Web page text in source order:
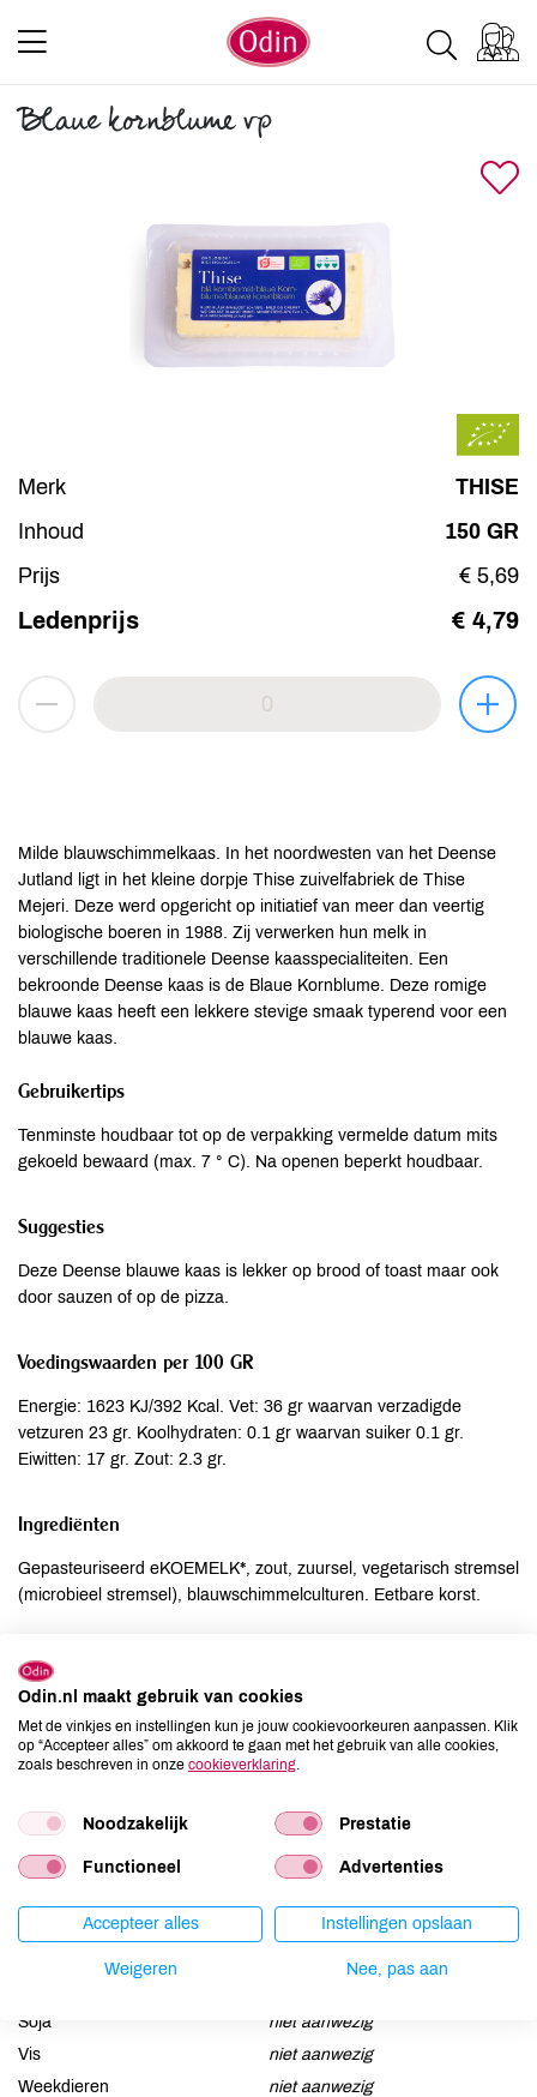
Blaue kornblume vp
Merk
THISE
Inhoud
150 GR
Prijs
€ 5,69
Ledenprijs € 4,79
Milde blauwschimmelkaas. In het noordwesten van het Deense
Jutland ligt in het kleine dorpje Thise zuivelfabriek de Thise
Mejeri. Deze werd opgericht op initiatief van meer dan veertig
biologische boeren in 1988. Zij verwerken hun melk in
verschillende traditionele Deense kaasspecialiteiten. Een
bekroonde Deense kaas is de Blaue Kornblume. Deze romige
blauwe kaas heeft een lekkere stevige smaak typerend voor een
blauwe kaas.
Gebruikertips
Tenminste houdbaar tot op de verpakking vermelde datum mits
gekoeld bewaard (max. 7 ° C). Na openen beperkt houdbaar.
Suggesties
Deze Deense blauwe kaas is lekker op brood of toast maar ook
door sauzen of op de pizza.
Voedingswaarden per 100 GR
Energie: 1623 KJ/392 Kcal. Vet: 36 gr waarvan verzadigde
vetzuren 23 gr. Koolhydraten: 0.1 gr waarvan suiker 0.1 gr.
Eiwitten: 17 gr. Zout: 2.3 gr.
Ingrediënten
Gepasteuriseerd eKOEMELK*, zout, zuursel, vegetarisch stremsel
(microbieel stremsel), blauwschimmelculturen. Eetbare korst.
Allergenen
Aardnoten
niet aanwezig
Ei
niet aanwezig
Gluten
niet aanwezig
Lupine
niet aanwezig
Mosterd
niet aanwezig
Schaaldieren
niet aanwezig
Soja
niet aanwezig
Vis
niet aanwezig
Weekdieren
niet aanwezig
Odin.nl maakt gebruik van cookies
Met de vinkjes en instellingen kun je jouw cookievoorkeuren aanpassen. Klik
op “Accepteer alles” om akkoord te gaan met het gebruik van alle cookies,
zoals beschreven in onze cookieverklaring.
Noodzakelijk Prestatie
Functioneel Advertenties
Accepteer alles Instellingen opslaan
Weigeren Nee, pas aan